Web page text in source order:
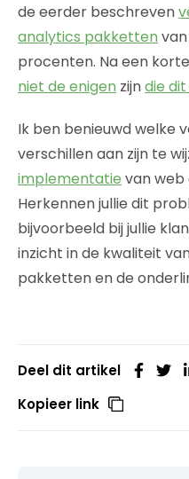
de eerder beschreven
analytics pakketten
procenten. Na een
niet de enigen zijndie
Ik ben benieuwd welke
verschillen aan zijn te
implementatie van
Herkennen jullie dit
bijvoorbeeld bij jullie
inzicht in de kwaliteit
pakketten en de
Deel dit artikel
Kopieer link